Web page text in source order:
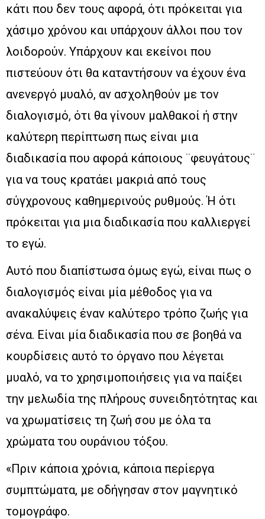
κάτι που δεν τους αφορά, ότι πρόκειται για
χάσιμο χρόνου και υπάρχουν άλλοι που τον
λοιδορούν. Υπάρχουν και εκείνοι που
πιστεύουν ότι θα καταντήσουν να έχουν ένα
ανενεργό μυαλό, αν ασχοληθούν με τον
διαλογισμό, ότι θα γίνουν μαλθακοί ή στην
καλύτερη περίπτωση πως είναι μια
διαδικασία που αφορά κάποιους ¨φευγάτους¨
για να τους κρατάει μακριά από τους
σύγχρονους καθημερινούς ρυθμούς. Ή ότι
πρόκειται για μια διαδικασία που καλλιεργεί
το εγώ.
Αυτό που διαπίστωσα όμως εγώ, είναι πως ο
διαλογισμός είναι μία μέθοδος για να
ανακαλύψεις έναν καλύτερο τρόπο ζωής για
σένα. Είναι μία διαδικασία που σε βοηθά να
κουρδίσεις αυτό το όργανο που λέγεται
μυαλό, να το χρησιμοποιήσεις για να παίξει
την μελωδία της πλήρους συνειδητότητας και
να χρωματίσεις τη ζωή σου με όλα τα
χρώματα του ουράνιου τόξου.
«Πριν κάποια χρόνια, κάποια περίεργα
συμπτώματα, με οδήγησαν στον μαγνητικό
τομογράφο.